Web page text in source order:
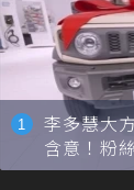
李多慧大
含意！粉
忙找車